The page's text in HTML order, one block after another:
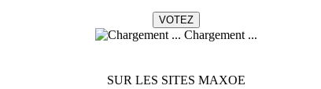
Chargement ...
SUR LES SITES MAXOE